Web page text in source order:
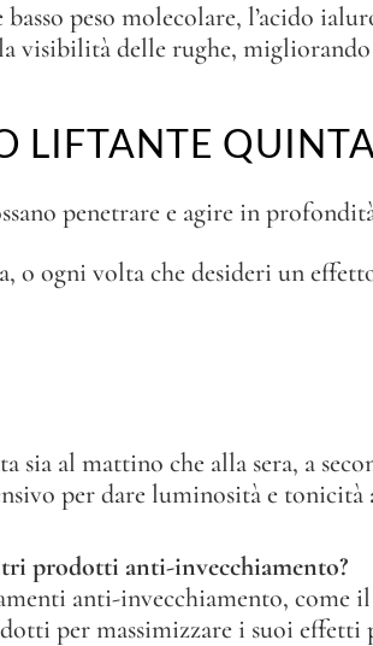
peso molecolare, l’acido
delle rughe, migliorando
LIFTANTE
penetrare e agire in
o ogni volta che desideri un
al mattino che alla sera, a
per dare luminosità e
prodotti anti-invecchiamento?
anti-invecchiamento, come il
per massimizzare i suoi